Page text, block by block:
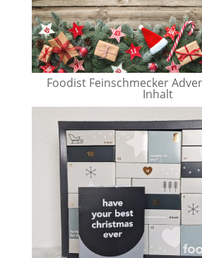
Foodist Feinschmecker
Inhalt